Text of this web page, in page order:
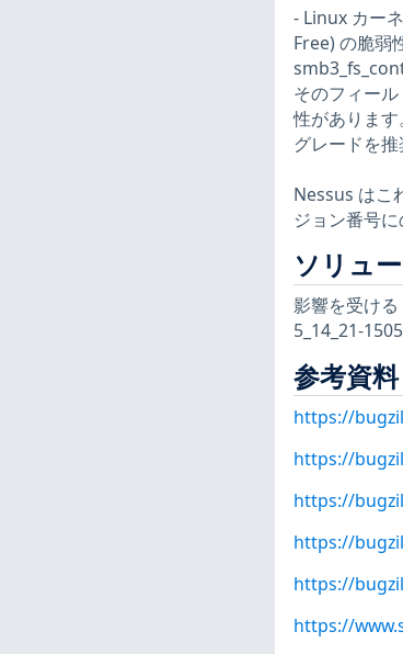
- Linux カー
Free) の脆弱
そのフィー
性がありま
グレードを
Nessus はこ
ジョン番号
ソリュ
影響を受け
5_14_21-
参考資料
https://
https://
https://
https://
https://
https://